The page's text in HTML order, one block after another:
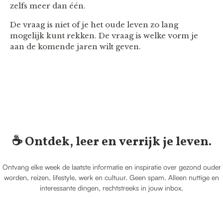
zelfs meer dan één.
De vraag is niet of je het oude leven zo lang
mogelijk kunt rekken. De vraag is welke vorm je
aan de komende jaren wilt geven.
☕️ Ontdek, leer en verrijk je leven.
Ontvang elke week de laatste informatie en inspiratie over gezond ouder
worden, reizen, lifestyle, werk en cultuur. Geen spam. Alleen nuttige en
interessante dingen, rechtstreeks in jouw inbox.